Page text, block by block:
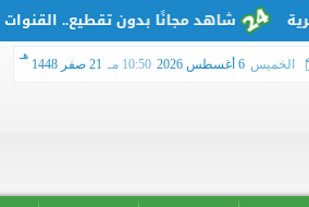
شاهد مجانًا بدون تقطيع.. القنوات
الخميس 6 أغسطس 2026 10:50 مـ 21 صفر 1448
هـ